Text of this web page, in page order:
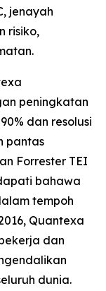
jenayah
risiko,
peningkatan
dan resolusi
pantas
Forrester TEI
bahawa
tempoh
Quantexa
dan
dunia.